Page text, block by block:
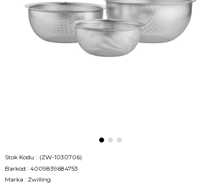
Stok Kodu
(ZW-1030706)
Barkod : 4009839684753
Marka : Zwilling